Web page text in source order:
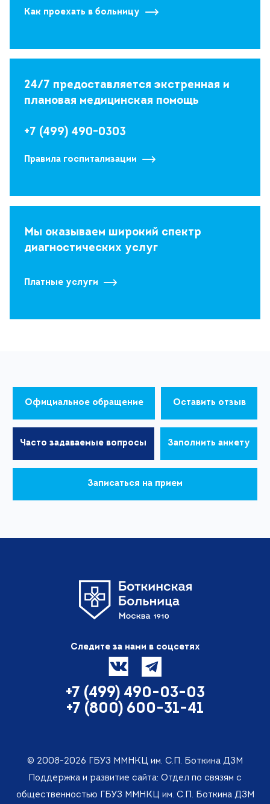
Как проехать в больницу
24/7 предоставляется экстренная и
плановая медицинская помощь
+7 (499) 490-0303
Правила госпитализации
Мы оказываем широкий спектр
диагностических услуг
Платные услуги
Официальное обращение Оставить отзыв
Часто задаваемые вопросы Заполнить анкету
Записаться на прием
Следите за нами в соцсетях
+7 (499) 490-03-03
+7 (800) 600-31-41
© 2008-2026 ГБУЗ ММНКЦ им. С.П. Боткина ДЗМ
Поддержка и развитие сайта: Отдел по связям с
общественностью ГБУЗ ММНКЦ им. С.П. Боткина ДЗМ